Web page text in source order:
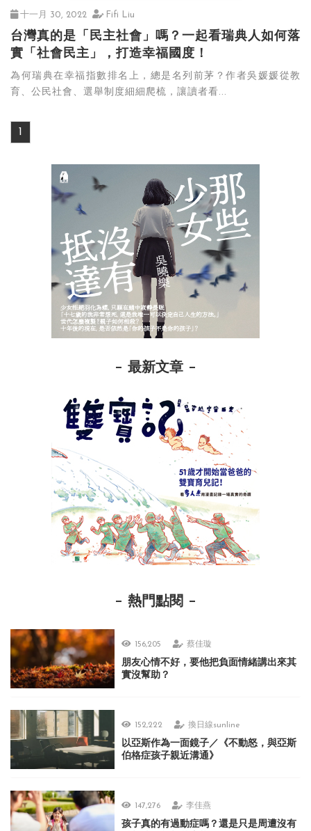
十一月 30, 2022 Fifi Liu
台灣真的是「民主社會」嗎？一起看瑞典人如何落
實「社會民主」，打造幸福國度！
為何瑞典在幸福指數排名上，總是名列前茅？作者吳媛媛從教
育、公民社會、選舉制度細細爬梳，讓讀者看...
1
最新文章
熱門點閱
156,205 蔡佳璇
朋友心情不好，要他把負面情緒講出來其
實沒幫助？
152,222 換日線sunline
以亞斯作為一面鏡子／《不動怒，與亞斯
伯格症孩子親近溝通》
147,276 李佳燕
孩子真的有過動症嗎？還是只是周遭沒有